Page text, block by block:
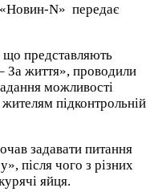
N» передає
що представляють
За життя», проводили
можливості
підконтрольній
задавати питання
після чого з різних
яйця.